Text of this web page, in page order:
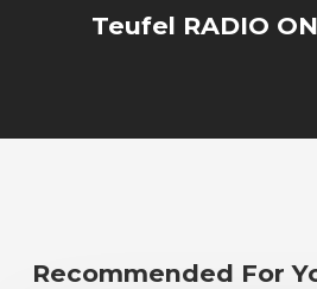
Teufel RADIO
Recommended For